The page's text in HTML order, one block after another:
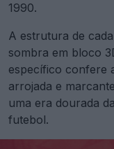
1990.
A estrutura de
sombra em bloco
específico confere
arrojada e
uma era dourada
futebol.